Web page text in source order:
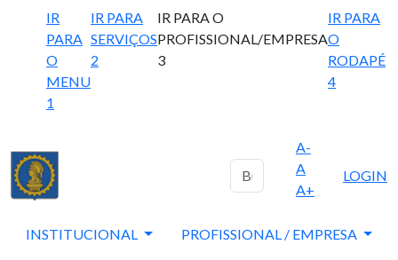
IR
PARA
O
MENU
1
IR PARA
SERVIÇOS
2
IR PARA O
PROFISSIONAL/EMPRESA
3
IR PARA
O
RODAPÉ
4
A-
A
A+
LOGIN
INSTITUCIONAL PROFISSIONAL / EMPRESA